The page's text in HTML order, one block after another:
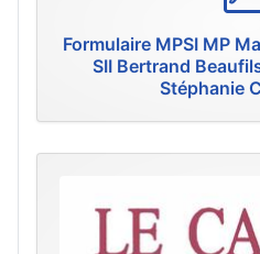
Formulaire MPSI MP
SII Bertrand
Stéphanie